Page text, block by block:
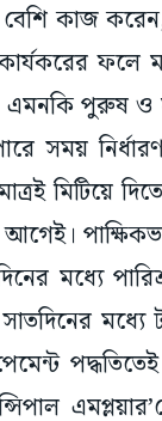
বেশি কাজ
ফলে
এমনকি পুরুষ
সময়
মিটিয়ে
মধ্যে
মধ্যে